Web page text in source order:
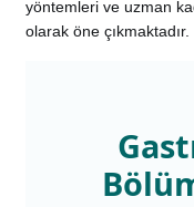
yöntemleri ve uzman
olarak öne çıkmaktadır.